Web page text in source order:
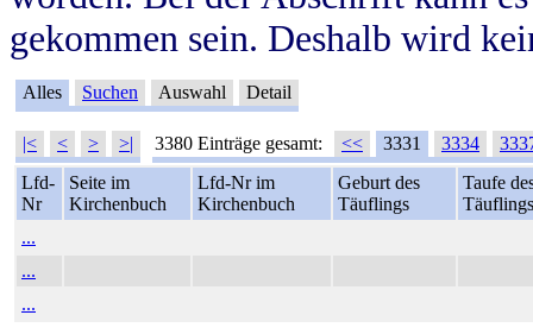
gekommen sein. Deshalb wird
Alles Suchen Auswahl Detail
|< < > >| 3380 Einträge gesamt: << 3331 3334
Lfd-
Nr
Seite im
Kirchenbuch
Lfd-Nr im
Kirchenbuch
Geburt des
Täuflings
Taufe
Täuflings
...
...
...